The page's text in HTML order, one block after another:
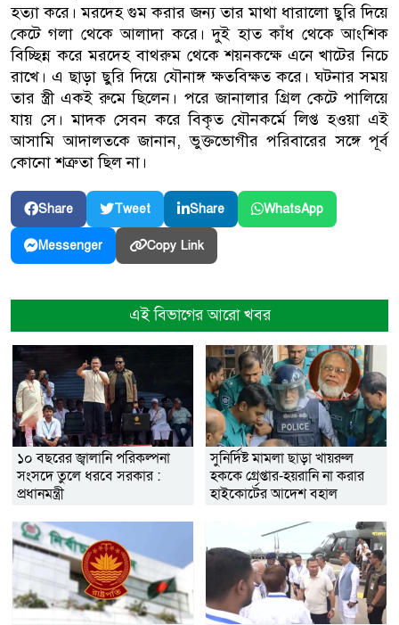
হত্যা করে। মরদেহ গুম করার জন্য তার মাথা ধারালো ছুরি দিয়ে
কেটে গলা থেকে আলাদা করে। দুই হাত কাঁধ থেকে আংশিক
বিচ্ছিন্ন করে মরদেহ বাথরুম থেকে শয়নকক্ষে এনে খাটের নিচে
রাখে। এ ছাড়া ছুরি দিয়ে যৌনাঙ্গ ক্ষতবিক্ষত করে। ঘটনার সময়
তার স্ত্রী একই রুমে ছিলেন। পরে জানালার গ্রিল কেটে পালিয়ে
যায় সে। মাদক সেবন করে বিকৃত যৌনকর্মে লিপ্ত হওয়া এই
আসামি আদালতকে জানান, ভুক্তভোগীর পরিবারের সঙ্গে পূর্ব
কোনো শত্রুতা ছিল না।
Share Tweet Share WhatsApp
Messenger Copy Link
এই বিভাগের আরো খবর
১০ বছরের জ্বালানি পরিকল্পনা
সংসদে তুলে ধরবে সরকার :
প্রধানমন্ত্রী
সুনির্দিষ্ট মামলা ছাড়া খায়রুল
হককে গ্রেপ্তার-হয়রানি না করার
হাইকোর্টের আদেশ বহাল